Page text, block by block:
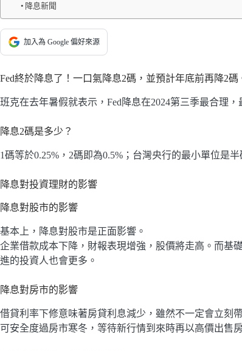
降息新聞
加入為 Google 偏好來源
Fed終於降息了！一口氣降息2碼，並預計年底前再降2碼
班克在去年暑假就表示，Fed降息在2024第三季最合理
降息2碼是多少？
1碼等於0.25%，2碼即為0.5%；台灣央行的最小單位是半
降息對投資理財的影響
降息對股市的影響
基本上，降息對股市是正面影響。
企業借款成本下降，財報表現增強，股價將走高。而基
進的投資人也會更多。
降息對房市的影響
借貸利率下修意味著房貸利息減少，雖然不一定會立刻
可安全度過房市寒冬，等待新行情到來時再以高價出售